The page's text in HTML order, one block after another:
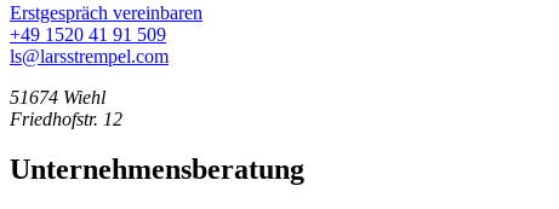
Erstgespräch vereinbaren
+49 1520 41 91 509
ls@larsstrempel.com
51674 Wiehl
Friedhofstr. 12
Unternehmensberatung